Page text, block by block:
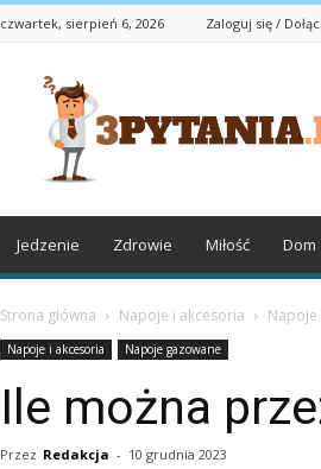
czwartek, sierpień 6, 2026 Zaloguj się /
3pytania.pl
Jedzenie Zdrowie Miłość Dom
Strona główna Napoje i akcesoria Napoje
Napoje i akcesoria Napoje gazowane
Ile można
Przez Redakcja - 10 grudnia 2023